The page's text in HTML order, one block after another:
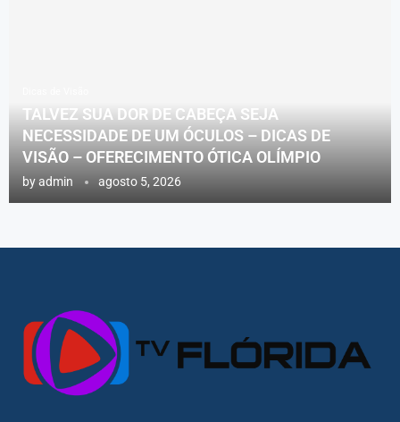
TALVEZ SUA DOR DE CABEÇA SEJA
NECESSIDADE DE UM ÓCULOS – DICAS DE
VISÃO – OFERECIMENTO ÓTICA OLÍMPIO
byadmin agosto 5, 2026